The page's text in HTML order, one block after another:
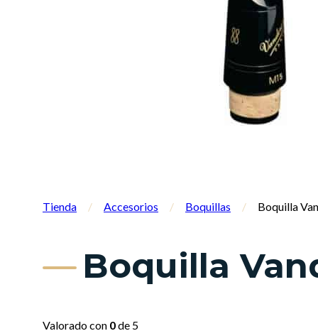
Tienda / Accesorios / Boquillas / Boquilla
Boquilla
Valorado con 0de 5